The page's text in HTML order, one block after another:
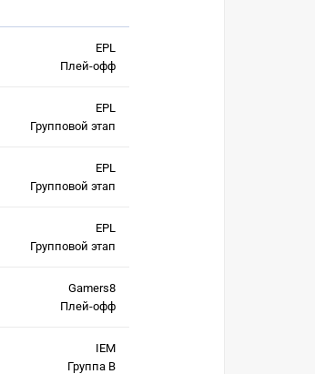
EPL
Плей-офф
EPL
Групповой этап
EPL
Групповой этап
EPL
Групповой этап
Gamers8
Плей-офф
IEM
Группа B